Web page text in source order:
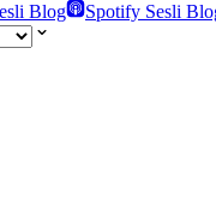
Blog
Spotify Sesli